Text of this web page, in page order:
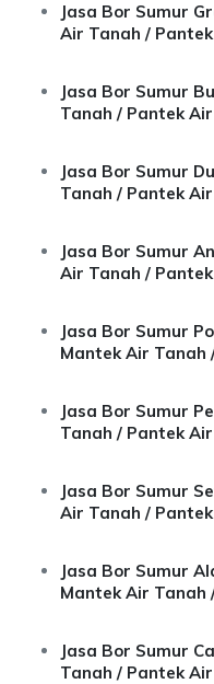
Jasa Bor Sumur
Air Tanah /
Jasa Bor Sumur
Tanah / Pantek
Jasa Bor Sumur
Tanah / Pantek
Jasa Bor Sumur
Air Tanah /
Jasa Bor Sumur
Mantek Air Tanah
Jasa Bor Sumur
Tanah / Pantek
Jasa Bor Sumur
Air Tanah /
Jasa Bor Sumur
Mantek Air Tanah
Jasa Bor Sumur
Tanah / Pantek